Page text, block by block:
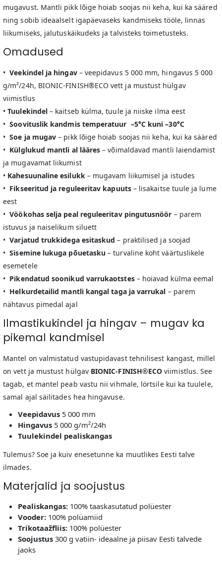
mugavust. Mantli pikk lõige hoiab soojas nii keha, kui ka sääred
ning sobib ideaalselt igapäevaseks kandmiseks tööle, linnas
liikumiseks, jalutuskäikudeks ja talvisteks toimetusteks.
Omadused
• ️Veekindel ja hingav– veepidavus 5 000 mm, hingavus 5 000
g/m²/24h, BIONIC-FINISH®ECO vett ja mustust hülgav
viimistlus
•Tuulekindel – kaitseb külma, tuule ja niiske ilma eest
•Soovituslik kandmis temperatuur –5°C kuni –30°C
•Soe ja mugav – pikk lõige hoiab soojas nii keha, kui ka sääred
• Külglukud mantli al lääres – võimaldavad mantli laiendamist
ja mugavamat liikumist
• Kahesuunaline esilukk– mugavam liikumisel ja istudes
• Fikseeritud ja reguleeritav kapuuts– lisakaitse tuule ja lume
eest
•Vöökohas selja peal reguleeritav pingutusnöör – parem
istuvus ja naiselikum siluett
•Varjatud trukkidega esitaskud – praktilised ja soojad
•Sisemine lukuga põuetasku – turvaline koht väärtuslikele
esemetele
• Pikendatud soonikud varrukaotstes– hoiavad külma eemal
• Helkurdetailid mantli kangal taga ja varrukal – parem
nähtavus pimedal ajal
Ilmastikukindel ja hingav – mugav ka
pikemal kandmisel
Mantel on valmistatud vastupidavast tehnilisest kangast, millel
on vett ja mustust hülgav BIONIC-FINISH®ECO viimistlus. See
tagab, et mantel peab vastu nii vihmale, lörtsile kui ka tuulele,
samal ajal säilitades hea hingavuse.
Veepidavus 5 000 mm
Hingavus5 000 g/m²/24h
Tuulekindel pealiskangas
Tulemus? Soe ja kuiv enesetunne ka muutlikes Eesti talve
ilmades.
Materjalid ja soojustus
Pealiskangas:100% taaskasutatud polüester
Vooder:100% polüamiid
Trikotaažfliis:100% polüester
Soojustus300 g vatiin- ideaalne ja piisav Eesti talvede
jaoks